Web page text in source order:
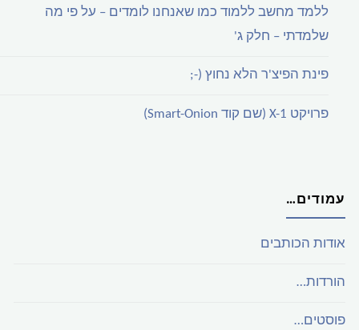
ללמד מחשב ללמוד כמו שאנחנו לומדים – על פי מה
שלמדתי – חלק ג'
פינת הפיצ'ר הלא נחוץ (-;
פרויקט X-1 (שם קוד Smart-Onion)
עמודים…
אודות הכותבים
הורדות…
פוסטים…